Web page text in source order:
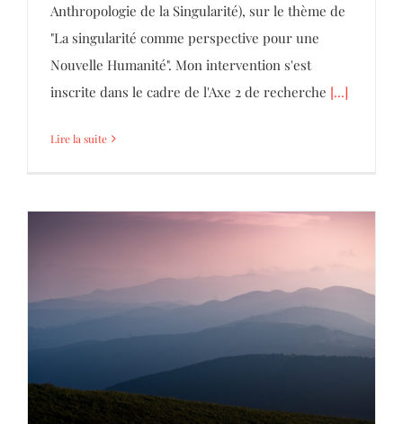
Anthropologie de la Singularité), sur le thème de
"La singularité comme perspective pour une
Nouvelle Humanité". Mon intervention s'est
inscrite dans le cadre de l'Axe 2 de recherche [...]
Lire la suite
À Vous …